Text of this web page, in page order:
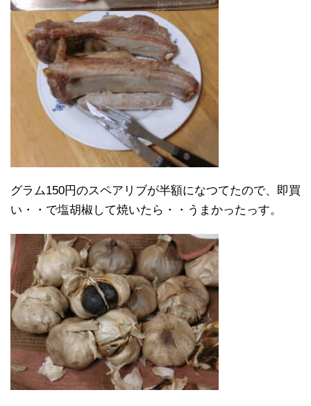
グラム150円のスペアリブが半額になつてたので、即買
い・・で塩胡椒して焼いたら・・うまかったっす。